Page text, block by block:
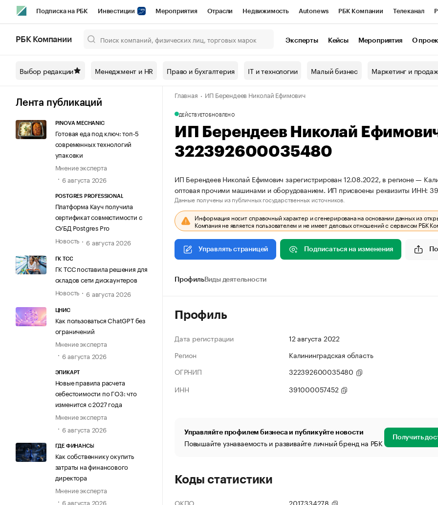
Подписка на РБК Инвестиции Мероприятия Отрасли Недвижимость Autonews РБК Компании Телеканал
Спецпроекты СПб Конференции СПб Спецпроекты Проверка контрагентов
Технологии и медиа Рынок наличной валюты
РБК Компании Эксперты Кейсы Мероприятия О
Выбор редакции Менеджмент и HR Право и бухгалтерия IT и технологии Малый бизнес Маркетинг и
Лента публикаций
PINOVA MECHANIC
Готовая еда под ключ: топ-5
современных технологий
упаковки
Мнение эксперта
6 августа 2026
POSTGRES PROFESSIONAL
Платформа Кауч получила
сертификат совместимости с
СУБД Postgres Pro
Новость
6 августа 2026
ГК ТСС
ГК ТСС поставила решения для
складов сети дискаунтеров
Новость
6 августа 2026
ЦНИС
Как пользоваться ChatGPT без
ограничений
Мнение эксперта
6 августа 2026
ЭПИКАРТ
Новые правила расчета
себестоимости по ГОЗ: что
изменится с 2027 года
Мнение эксперта
6 августа 2026
ГДЕ ФИНАНСЫ
Как собственнику окупить
затраты на финансового
директора
Мнение эксперта
6 августа 2026
Главная ИП Берендеев Николай Ефимович
ДЕЙСТВУЕТОБНОВЛЕНО
ИП Берендеев Николай
322392600035480
ИП Берендеев Николай Ефимович зарегистрирован 12.08.2022, в регионе —
оптовая прочими машинами и оборудованием. ИП присвоены реквизиты
Данные получены из публичных государственных источников.
Информация носит справочный характер и сгенерирована на основании данных из
Компания не является пользователем и не имеет деловых отношений с сервисом РБК
Управлять страницей Подписаться на изменения
ПрофильВиды деятельности
Профиль
Дата регистрации
12 августа 2022
Регион
Калининградская область
ОГРНИП
322392600035480
ИНН
391000057452
Управляйте профилем бизнеса и публикуйте новости
Повышайте узнаваемость и развивайте личный бренд на РБК Получить
Коды статистики
ОКПО
2017334278